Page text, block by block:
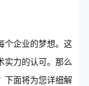
个企业的梦想。这
实力的认可。那么
下面将为您详细解